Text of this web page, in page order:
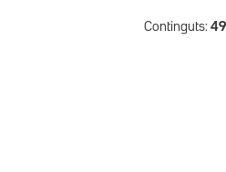
Continguts: